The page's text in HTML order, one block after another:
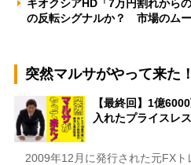
キオクシアHD「7万円割れから
の反転シグナルか？ 市場のム
突然マルサがやって来た！
【最終回】1億
入れたプライスレ
2009年12月に発行された元FXト